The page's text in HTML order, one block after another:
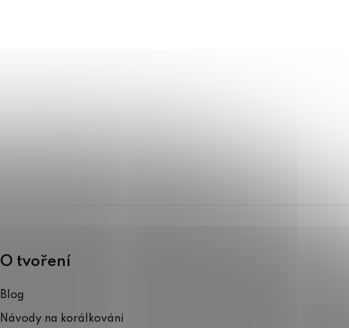
O tvoření
Blog
Návody na korálkování